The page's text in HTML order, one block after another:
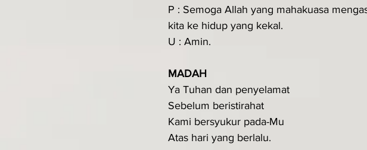
P : Semoga Allah yang mahakuasa
kita ke hidup yang kekal.
U : Amin.
MADAH
Ya Tuhan dan penyelamat
Sebelum beristirahat
Kami bersyukur pada-Mu
Atas hari yang berlalu.